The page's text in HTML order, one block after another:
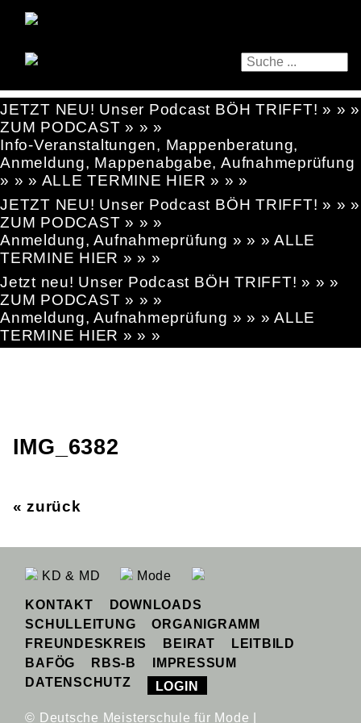
JETZT NEU! Unser Podcast BÖH TRIFFT! » » »
ZUM PODCAST » » »
Info-Veranstaltungen, Mappenberatung,
Anmeldung, Mappenabgabe, Aufnahmeprüfung
» » » ALLE TERMINE HIER » » »
JETZT NEU! Unser Podcast BÖH TRIFFT! » » »
ZUM PODCAST » » »
Anmeldung, Aufnahmeprüfung » » » ALLE
TERMINE HIER » » »
Jetzt neu! Unser Podcast BÖH TRIFFT! » » »
ZUM PODCAST » » »
Anmeldung, Aufnahmeprüfung » » » ALLE
TERMINE HIER » » »
IMG_6382
« zurück
KD & MD Mode
KONTAKT
DOWNLOADS
SCHULLEITUNG
ORGANIGRAMM
FREUNDESKREIS
BEIRAT
LEITBILD
BAFÖG
RBS-B
IMPRESSUM
DATENSCHUTZ
LOGIN
© Deutsche Meisterschule für Mode |